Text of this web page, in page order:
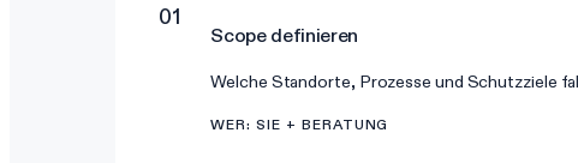
01
Scope definieren
Welche Standorte, Prozesse und Schutzziele
WER:SIE + BERATUNG